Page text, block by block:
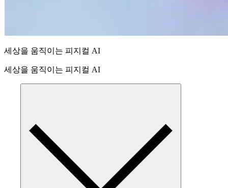
세상을 움직이는 피지컬 AI
세상을 움직이는 피지컬 AI